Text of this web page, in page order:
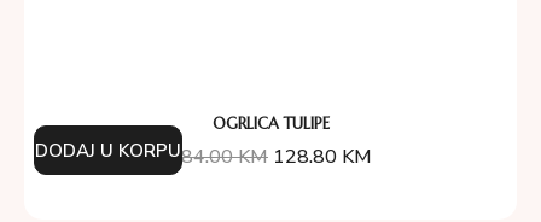
OGRLICA TULIPE
184.00KM 128.80 KM
DODAJ U KORPU